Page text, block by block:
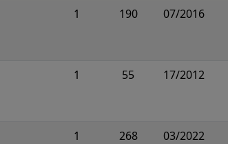
1 190 07/2016
1 55 17/2012
1 268 03/2022